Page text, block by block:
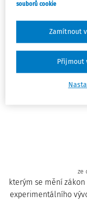
Sledovat předpis
Hledat v textu předpisu
ze
kterým se mění zákon
experimentálního
souborů cookie
Zamítnout
Přijmout